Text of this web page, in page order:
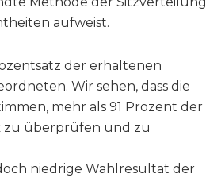
aufweist.
der erhaltenen
Wir sehen, dass die
mehr als 91 Prozent der
zu überprüfen und zu
niedrige Wahlresultat der